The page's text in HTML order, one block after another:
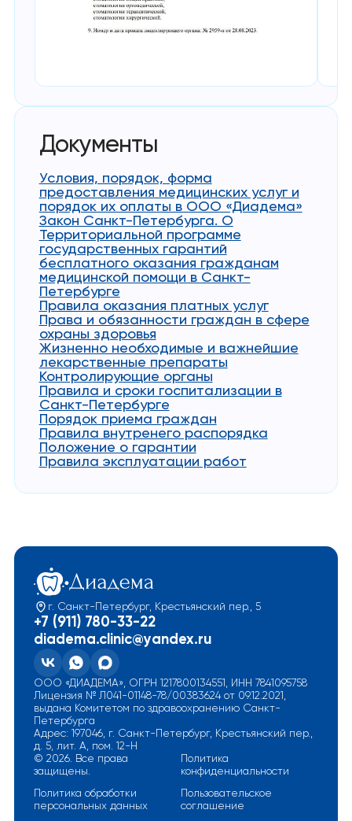
Документы
Условия, порядок, форма
предоставления медицинских услуг и
порядок их оплаты в ООО «Диадема»
Закон Санкт-Петербурга. О
Территориальной программе
государственных гарантий
бесплатного оказания гражданам
медицинской помощи в Санкт-
Петербурге
Правила оказания платных услуг
Права и обязанности граждан в сфере
охраны здоровья
Жизненно необходимые и важнейшие
лекарственные препараты
Контролирующие органы
Правила и сроки госпитализации в
Санкт-Петербурге
Порядок приема граждан
Правила внутренего распорядка
Положение о гарантии
Правила эксплуатации работ
г. Санкт-Петербург, Крестьянский пер., 5
+7 (911) 780-33-22
diadema.clinic@yandex.ru
ООО «ДИАДЕМА», ОГРН 1217800134551, ИНН 7841095758
Лицензия № Л041-01148-78/00383624 от 09.12.2021,
выдана Комитетом по здравоохранению Санкт-
Петербурга
Адрес: 197046, г. Санкт-Петербург, Крестьянский пер.,
д. 5, лит. А, пом. 12-Н
© 2026. Все права
защищены.
Политика
конфиденциальности
Политика обработки
персональных данных
Пользовательское
соглашение